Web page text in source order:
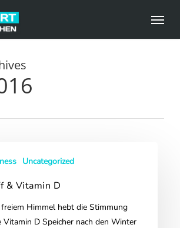
Menu
Uncategorized
& Vitamin D
Himmel hebt die Stimmung
D Speicher nach den Winter